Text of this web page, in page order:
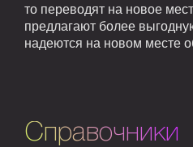
то переводят на новое
предлагают более
надеются на новом месте
Справочники